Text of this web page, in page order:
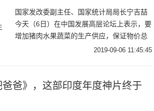
国家发改委副主任、国家统计局局长宁吉喆
今天（6日）在中国发展高层论坛上表示，要
增加猪肉水果蔬菜的生产供应，保证物价总
体稳定。要加大逆周期调节力度，保持经济
2019-09-06 11:45:45
爸》，这部印度年度神片终于